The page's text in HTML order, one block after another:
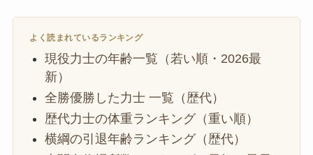
よく読まれているランキング
現役力士の年齢一覧（若い順・2026最
新）
全勝優勝した力士 一覧（歴代）
歴代力士の体重ランキング（重い順）
横綱の引退年齢ランキング（歴代）